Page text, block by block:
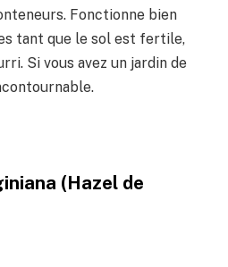
Fonctionne bien
tant que le sol est fertile,
Si vous avez un jardin de
(Hazel de